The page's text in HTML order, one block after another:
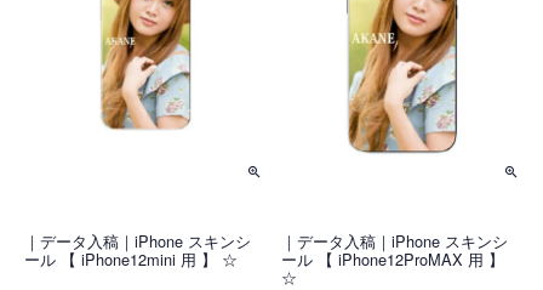
｜データ入稿｜iPhone スキンシ
ール 【 iPhone12mini 用 】 ☆
｜データ入稿｜iPhone スキンシ
ール 【 iPhone12ProMAX 用 】
☆